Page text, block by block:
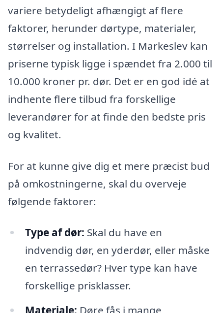
variere betydeligt afhængigt af flere
faktorer, herunder dørtype, materialer,
størrelser og installation. I Markeslev kan
priserne typisk ligge i spændet fra 2.000 til
10.000 kroner pr. dør. Det er en god idé at
indhente flere tilbud fra forskellige
leverandører for at finde den bedste pris
og kvalitet.
For at kunne give dig et mere præcist bud
på omkostningerne, skal du overveje
følgende faktorer:
Type af dør: Skal du have en
indvendig dør, en yderdør, eller måske
en terrassedør? Hver type kan have
forskellige prisklasser.
Materiale: Døre fås i mange